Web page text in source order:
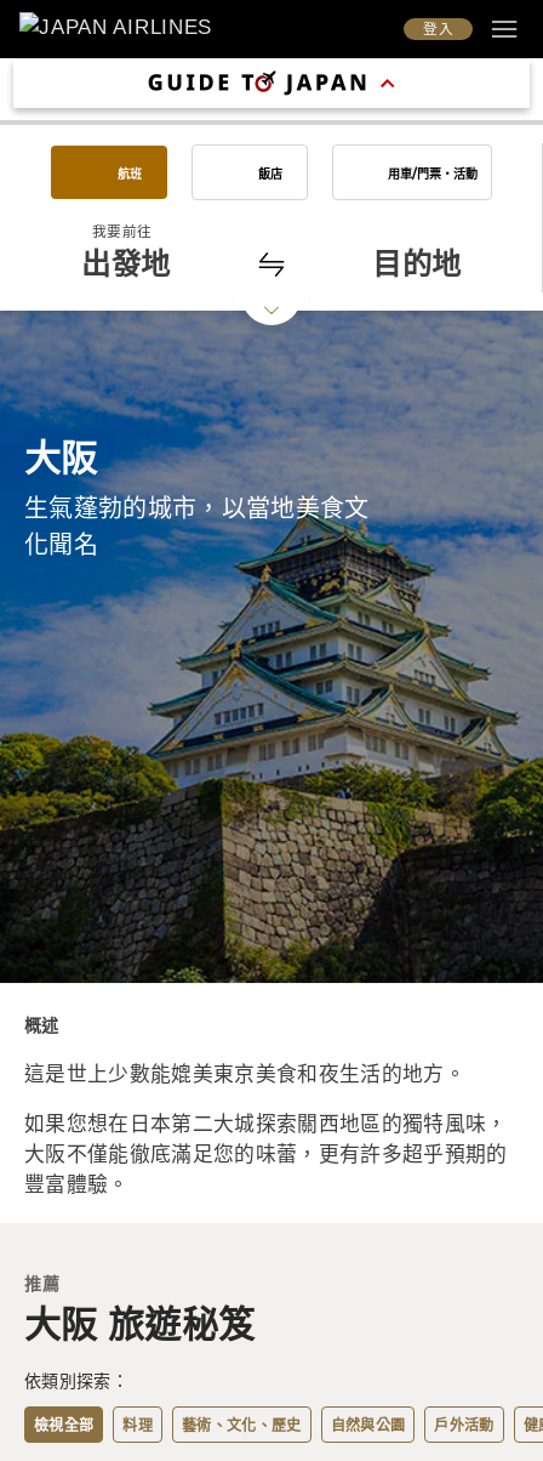
登入
航班 飯店 用車/門票・活動
我要前往
出發地 目的地
大阪
生氣蓬勃的城市，以當地美食文
化聞名
概述
這是世上少數能媲美東京美食和夜生活的地方。
如果您想在日本第二大城探索關西地區的獨特風味，
大阪不僅能徹底滿足您的味蕾，更有許多超乎預期的
豐富體驗。
推薦
大阪 旅遊秘笈
依類別探索：
檢視全部 料理 藝術、文化、歷史 自然與公園 戶外活動 健